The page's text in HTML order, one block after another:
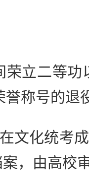
立二等功
誉称号的退
化统考成
，由高校